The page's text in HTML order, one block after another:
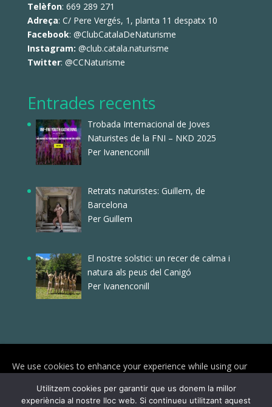
Telèfon: 669 289 271
Adreça: C/ Pere Vergés, 1, planta 11 despatx 10
Facebook: @ClubCatalaDeNaturisme
Instagram: @club.catala.naturisme
Twitter: @CCNaturisme
Entrades recents
Trobada Internacional de Joves
Naturistes de la FNI – NKD 2025
Per Ivanenconill
Retrats naturistes: Guillem, de
Barcelona
Per Guillem
El nostre solstici: un recer de calma i
natura als peus del Canigó
Per Ivanenconill
We use cookies to enhance your experience while using our
we collect, please check ourPrivacy Settings.
Utilitzem cookies per garantir que us donem la millor
experiència al nostre lloc web. Si continueu utilitzant aquest